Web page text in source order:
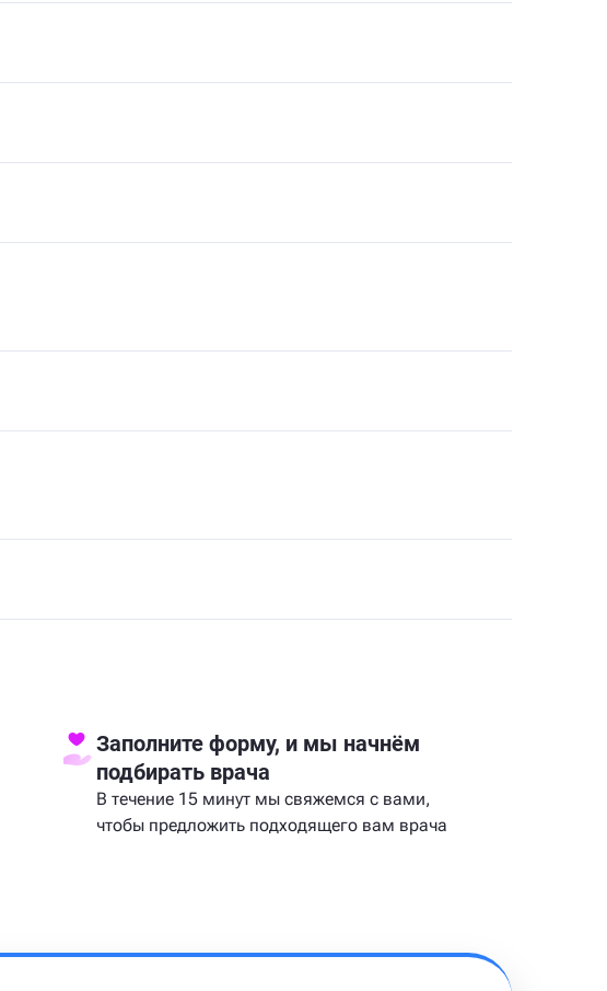
Заполните форму, и мы начнём
подбирать врача
В течение 15 минут мы свяжемся с вами,
чтобы предложить подходящего вам врача